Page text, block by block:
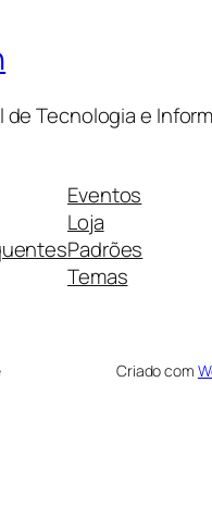
de Tecnologia e
Eventos
Loja
Padrões
Temas
Criado com